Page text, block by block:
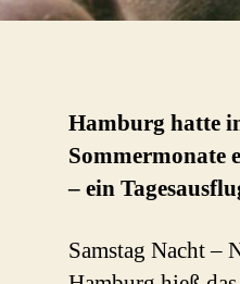
Hamburg hatte
Sommermonate
– ein
Samstag Nacht –